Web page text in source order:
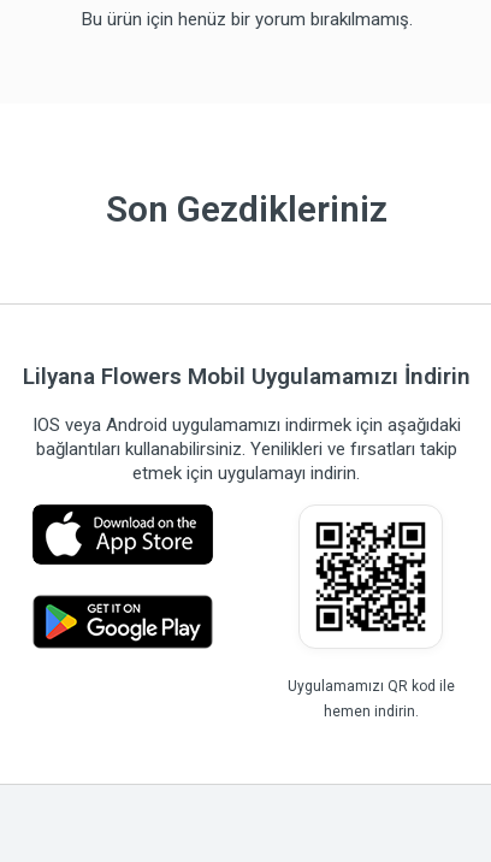
Bu ürün için henüz bir yorum bırakılmamış.
Son Gezdikleriniz
Lilyana Flowers Mobil Uygulamamızı İndirin
IOS veya Android uygulamamızı indirmek için aşağıdaki
bağlantıları kullanabilirsiniz. Yenilikleri ve fırsatları takip
etmek için uygulamayı indirin.
Uygulamamızı QR kod ile
hemen indirin.